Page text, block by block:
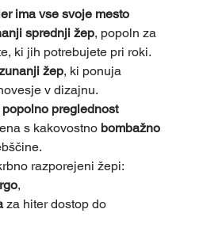
ima vse svoje mesto
sprednji žep, popoln za
ki jih potrebujete pri roki.
žep, ki ponuja
v dizajnu.
preglednost
s kakovostno bombažno
razporejeni žepi:
,
za hiter dostop do